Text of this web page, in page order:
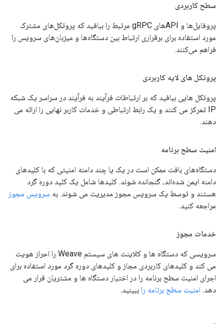
سطح کاربردی
پروفایل‌ها و API‌های gRPC مرتبط را ببافید که پروتکل‌های مشترک
مورد استفاده برای برقراری ارتباط بین دستگاه‌ها و میزبان‌های سرویس را
فراهم می‌کنند.
پروتکل های لایه کاربردی
پروتکل هایی ببافید که بر ارتباطات فرآیند به فرآیند در سراسر یک شبکه
IP تمرکز می کنند و یک رابط ارتباطی و خدمات کاربر نهایی را ارائه می
دهند.
امنیت سطح برنامه
دستگاه‌های بافت ممکن است در یک یا چند دامنه امنیتی که با کلیدهای
دامنه ایمن شده‌اند، گنجانده شوند. کلیدها شامل یک کلید دوره گرد
هستند و توسط یک سرویس مجوز مدیریت می شوند. به سرویس مجوز
مراجعه کنید.
خدمات مجوز
سرویسی که دستگاه ها و کلاینت های سیستم Weave را احراز هویت
می کند و کلیدهای کاربردی مجاز و کلیدهای دوره گرد مورد استفاده برای
اجرای امنیت سطح برنامه را در اختیار دستگاه ها و مشتریان قرار می
دهد. امنیت سطح برنامه را ببینید.